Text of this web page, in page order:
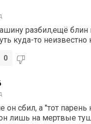
разбил,ещё блин
куда-то неизвестно
0
он сбил, а "тот парень
лишь на мертвые